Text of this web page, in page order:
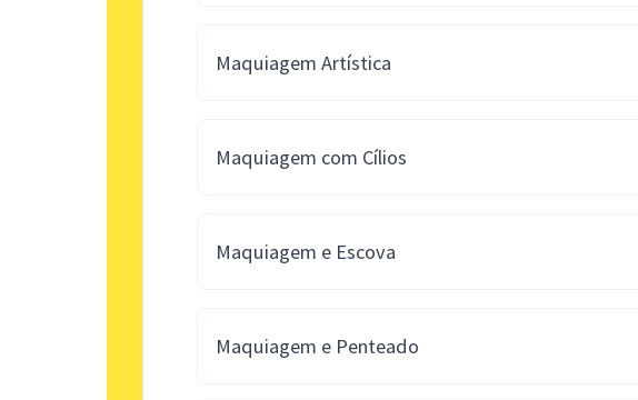
Maquiagem Artística
Maquiagem com Cílios
Maquiagem e Escova
Maquiagem e Penteado